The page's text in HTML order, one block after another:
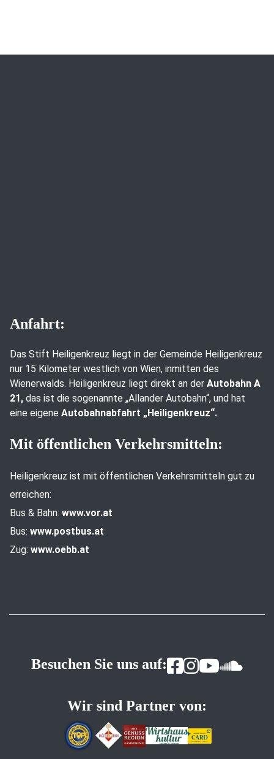
Anfahrt:
Das Stift Heiligenkreuz liegt in der Gemeinde Heiligenkreuz
nur 15 Kilometer westlich von Wien, inmitten des
Wienerwalds. Heiligenkreuz liegt direkt an der Autobahn A
21, das ist die sogenannte „Allander Autobahn“, und hat
eine eigene Autobahnabfahrt „Heiligenkreuz“.
Mit öffentlichen Verkehrsmitteln:
Heiligenkreuz ist mit öffentlichen Verkehrsmitteln gut zu
erreichen:
Bus & Bahn: www.vor.at
Bus: www.postbus.at
Zug: www.oebb.at
Besuchen Sie uns auf:
Wir sind Partner von: